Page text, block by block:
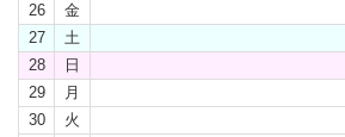
26
金
27
土
28
日
29
月
30
火